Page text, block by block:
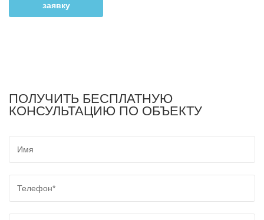
заявку
ПОЛУЧИТЬ БЕСПЛАТНУЮ
КОНСУЛЬТАЦИЮ ПО ОБЪЕКТУ